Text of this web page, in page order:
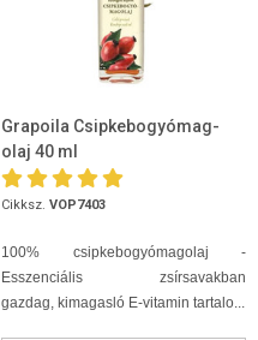
Grapoila Csipkebogyómag-
olaj 40 ml
Cikksz. VOP7403
100% csipkebogyómagolaj -
Esszenciális zsírsavakban
gazdag, kimagasló E-vitamin tartalo...